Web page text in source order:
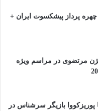
پرداز پیشکسوت ایران +
مرتضوی در مراسم ویژه
پوریزکووا بازیگر سرشناس در